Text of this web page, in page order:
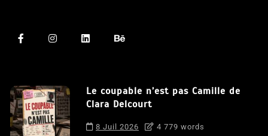
Le coupable n’est pas Camille de
Clara Delcourt
8 Juil 2026 4 779 words